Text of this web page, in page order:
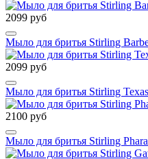
2099 руб
Мыло для бритья Stirling
2099 руб
Мыло для бритья Stirling
2100 руб
Мыло для бритья Stirling